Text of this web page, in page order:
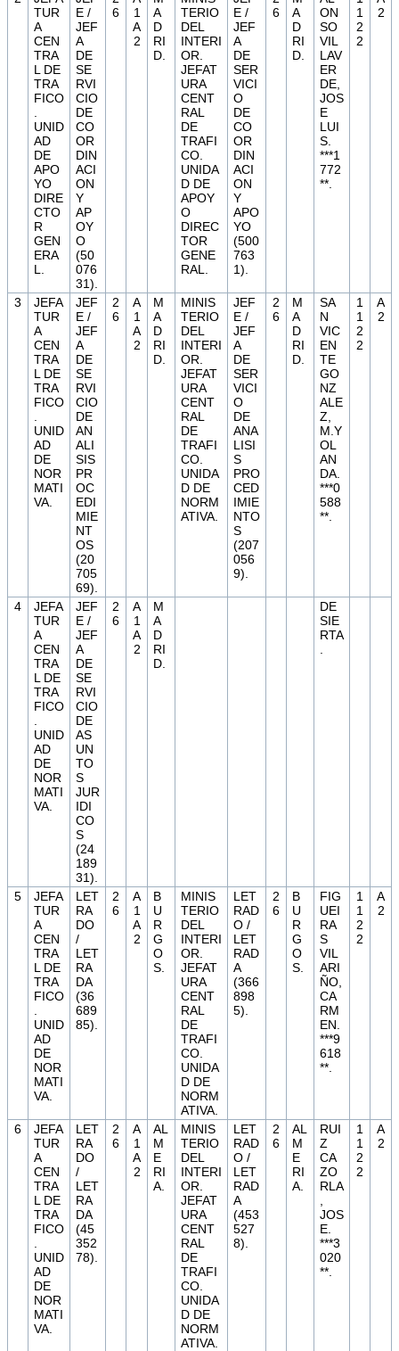
TUR
A
CEN
TRA
L DE
TRA
FICO
UNID
AD
DE
APO
YO
DIRE
CTO
R
GEN
ERA
L.
E /
JEF
A
DE
SE
RVI
CIO
DE
CO
OR
DIN
ACI
ON
Y
AP
OY
O
(50
076
31).
6
1
A
2
A
D
RI
D.
TERIO
DEL
INTERI
OR.
JEFAT
URA
CENT
RAL
DE
TRAFI
CO.
UNIDA
D DE
APOY
O
DIREC
TOR
GENE
RAL.
E /
JEF
A
DE
SER
VICI
O
DE
CO
OR
DIN
ACI
ON
Y
APO
YO
(500
763
1).
6
A
D
RI
D.
ON
SO
VIL
LAV
ER
DE,
JOS
E
LUI
S.
***1
772
**.
1
2
2
2
3
JEFA
TUR
A
CEN
TRA
L DE
TRA
FICO
UNID
AD
DE
NOR
MATI
VA.
JEF
E /
JEF
A
DE
SE
RVI
CIO
DE
AN
ALI
SIS
PR
OC
EDI
MIE
NT
OS
(20
705
69).
2
6
A
1
A
2
M
A
D
RI
D.
MINIS
TERIO
DEL
INTERI
OR.
JEFAT
URA
CENT
RAL
DE
TRAFI
CO.
UNIDA
D DE
NORM
ATIVA.
JEF
E /
JEF
A
DE
SER
VICI
O
DE
ANA
LISI
S
PRO
CED
IMIE
NTO
S
(207
056
9).
2
6
M
A
D
RI
D.
SA
N
VIC
EN
TE
GO
NZ
ALE
Z,
M.Y
OL
AN
DA.
***0
588
**.
1
1
2
2
A
2
4
JEFA
TUR
A
CEN
TRA
L DE
TRA
FICO
UNID
AD
DE
NOR
MATI
VA.
JEF
E /
JEF
A
DE
SE
RVI
CIO
DE
AS
UN
TO
S
JUR
IDI
CO
S
(24
189
31).
2
6
A
1
A
2
M
A
D
RI
D.
DE
SIE
RTA
5
JEFA
TUR
A
CEN
TRA
L DE
TRA
FICO
UNID
AD
DE
NOR
MATI
VA.
LET
RA
DO
/
LET
RA
DA
(36
689
85).
2
6
A
1
A
2
B
U
R
G
O
S.
MINIS
TERIO
DEL
INTERI
OR.
JEFAT
URA
CENT
RAL
DE
TRAFI
CO.
UNIDA
D DE
NORM
ATIVA.
LET
RAD
O /
LET
RAD
A
(366
898
5).
2
6
B
U
R
G
O
S.
FIG
UEI
RA
S
VIL
ARI
ÑO,
CA
RM
EN.
***9
618
**.
1
1
2
2
A
2
6
JEFA
TUR
A
CEN
TRA
L DE
TRA
FICO
UNID
AD
DE
NOR
MATI
VA.
LET
RA
DO
/
LET
RA
DA
(45
352
78).
2
6
A
1
A
2
AL
M
E
RI
A.
MINIS
TERIO
DEL
INTERI
OR.
JEFAT
URA
CENT
RAL
DE
TRAFI
CO.
UNIDA
D DE
NORM
ATIVA.
LET
RAD
O /
LET
RAD
A
(453
527
8).
2
6
AL
M
E
RI
A.
RUI
Z
CA
ZO
RLA
JOS
E.
***3
020
**.
1
1
2
2
A
2